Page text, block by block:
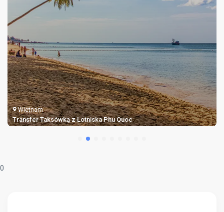
Wietnam
Transfer Taksówką z Lotniska Lien Khuong
0